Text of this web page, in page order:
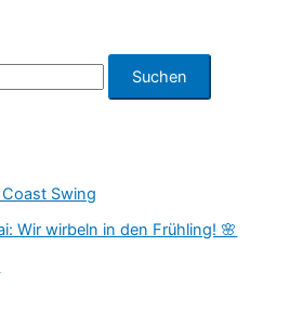
Swing
Wir wirbeln in den Frühling! 🌸